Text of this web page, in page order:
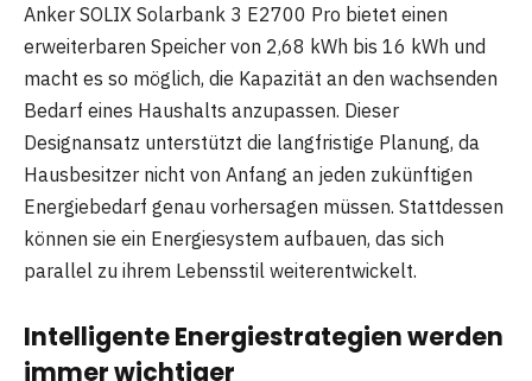
Anker SOLIX Solarbank 3 E2700 Pro bietet einen
erweiterbaren Speicher von 2,68 kWh bis 16 kWh und
macht es so möglich, die Kapazität an den wachsenden
Bedarf eines Haushalts anzupassen. Dieser
Designansatz unterstützt die langfristige Planung, da
Hausbesitzer nicht von Anfang an jeden zukünftigen
Energiebedarf genau vorhersagen müssen. Stattdessen
können sie ein Energiesystem aufbauen, das sich
parallel zu ihrem Lebensstil weiterentwickelt.
Intelligente Energiestrategien werden
immer wichtiger